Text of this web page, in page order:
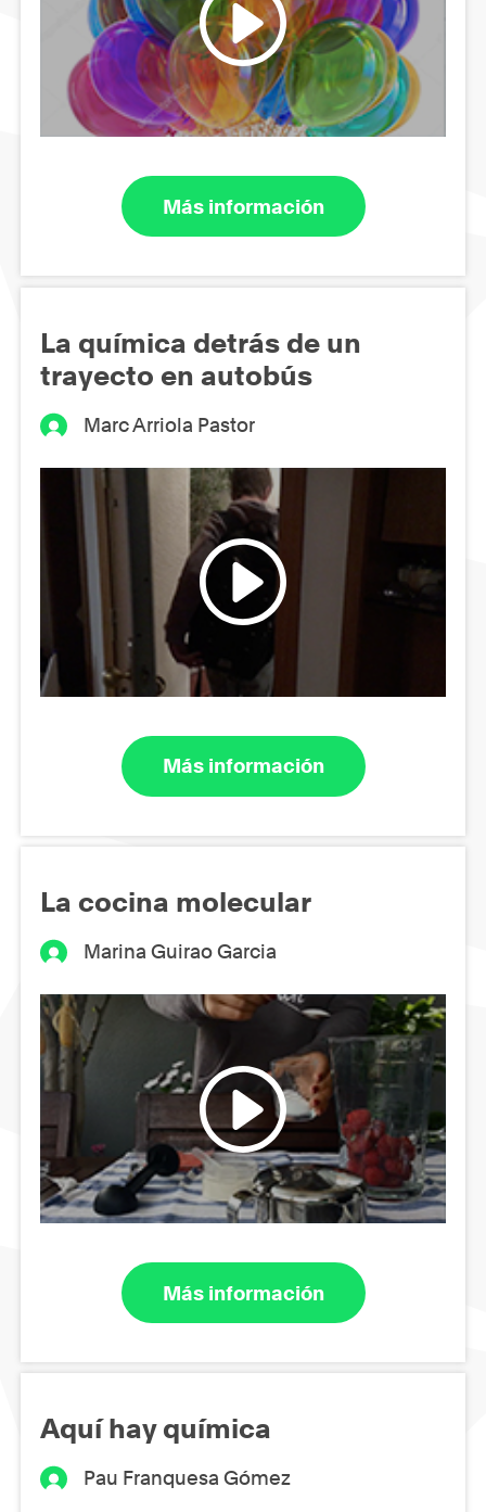
Más información
La química detrás de un
trayecto en autobús
Marc Arriola Pastor
Más información
La cocina molecular
Marina Guirao Garcia
Más información
Aquí hay química
Pau Franquesa Gómez